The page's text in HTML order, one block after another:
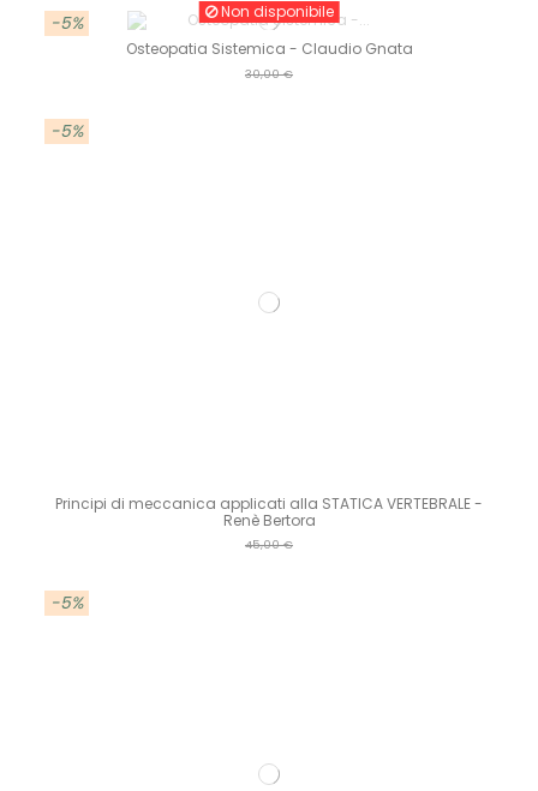
-5%
Non disponibile
Osteopatia Sistemica - Claudio Gnata
30,00 €
-5%
Principi di meccanica applicati alla STATICA VERTEBRALE -
Renè Bertora
45,00 €
-5%